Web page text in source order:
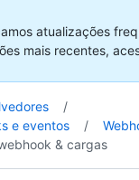
atualizações
mais recentes,
/
e eventos
/
& cargas